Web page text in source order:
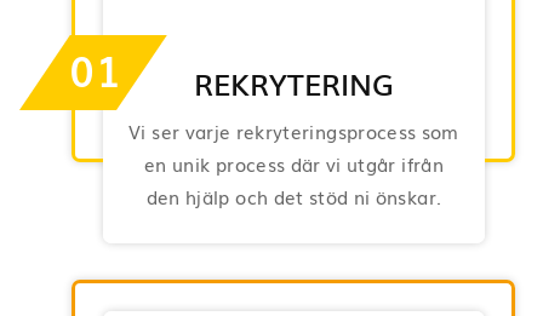
01 REKRYTERING
Vi ser varje rekryteringsprocess som
en unik process där vi utgår ifrån
den hjälp och det stöd ni önskar.